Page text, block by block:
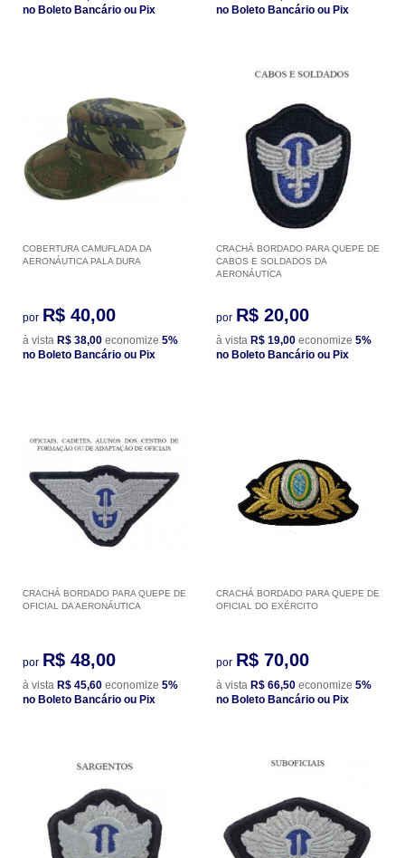
no Boleto Bancário ou Pix
no Boleto Bancário ou Pix
COBERTURA CAMUFLADA DA
AERONÁUTICA PALA DURA
por R$ 40,00
à vista R$ 38,00 economize 5%
no Boleto Bancário ou Pix
CRACHÁ BORDADO PARA QUEPE DE
CABOS E SOLDADOS DA
AERONÁUTICA
por R$ 20,00
à vista R$ 19,00 economize 5%
no Boleto Bancário ou Pix
CRACHÁ BORDADO PARA QUEPE DE
OFICIAL DA AERONÁUTICA
por R$ 48,00
à vista R$ 45,60 economize 5%
no Boleto Bancário ou Pix
CRACHÁ BORDADO PARA QUEPE DE
OFICIAL DO EXÉRCITO
por R$ 70,00
à vista R$ 66,50 economize 5%
no Boleto Bancário ou Pix